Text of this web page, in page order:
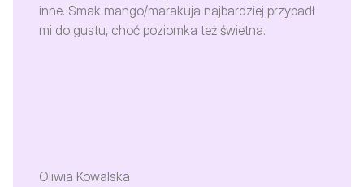
inne. Smak mango/marakuja najbardziej przypadł
mi do gustu, choć poziomka też świetna.
Oliwia Kowalska